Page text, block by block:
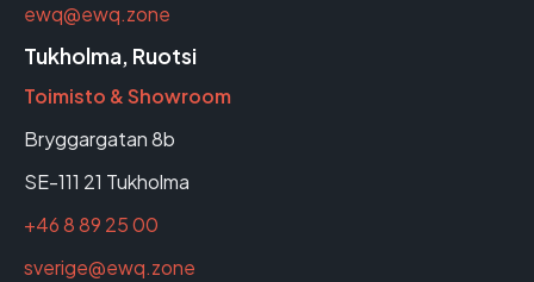
ewq@ewq.zone
Tukholma, Ruotsi
Toimisto & Showroom
Bryggargatan 8b
SE-111 21 Tukholma
+46 8 89 25 00
sverige@ewq.zone